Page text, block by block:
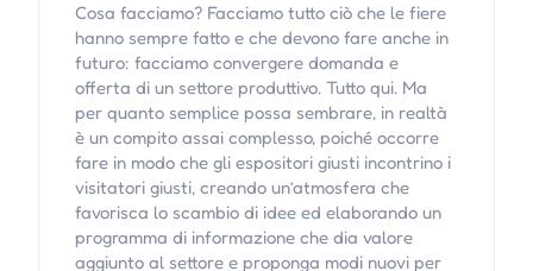
Cosa facciamo? Facciamo tutto ciò che le fiere
hanno sempre fatto e che devono fare anche in
futuro: facciamo convergere domanda e
offerta di un settore produttivo. Tutto qui. Ma
per quanto semplice possa sembrare, in realtà
è un compito assai complesso, poiché occorre
fare in modo che gli espositori giusti incontrino i
visitatori giusti, creando un’atmosfera che
favorisca lo scambio di idee ed elaborando un
programma di informazione che dia valore
aggiunto al settore e proponga modi nuovi per